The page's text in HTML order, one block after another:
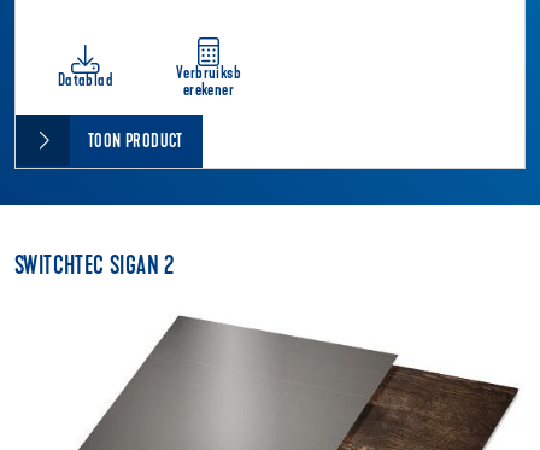
Datablad
Verbruiksb
erekener
TOON PRODUCT
SWITCHTEC SIGAN 2